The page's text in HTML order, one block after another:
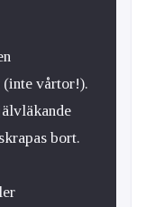
vårtor!).
bort.